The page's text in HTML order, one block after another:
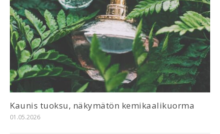
Kaunis tuoksu, näkymätön kemikaalikuorma
01.05.2026